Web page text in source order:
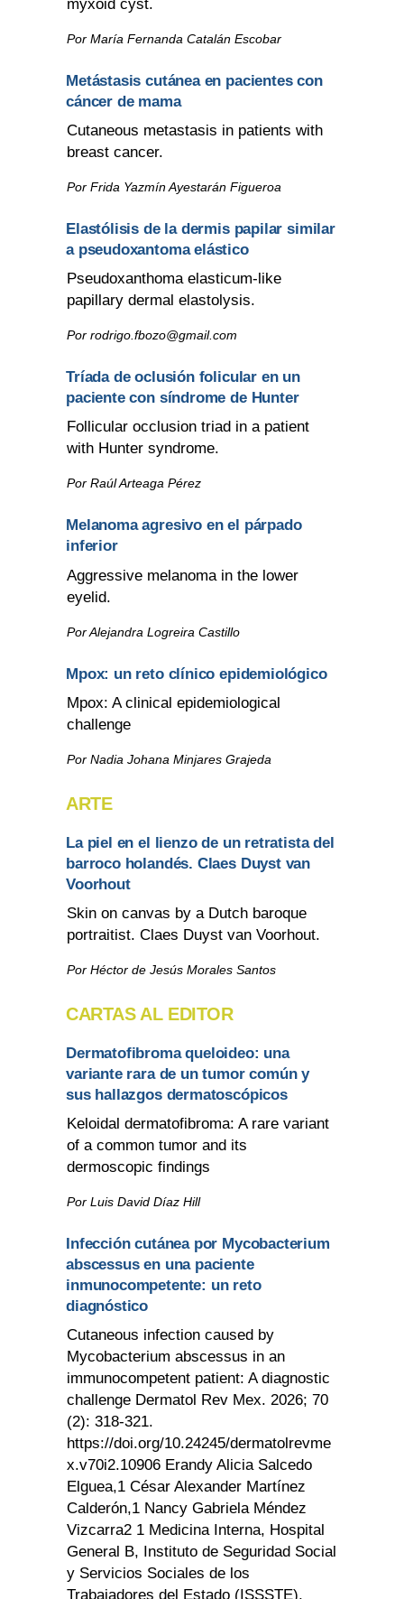
myxoid cyst.
Por María Fernanda Catalán Escobar
Metástasis cutánea en pacientes con
cáncer de mama
Cutaneous metastasis in patients with
breast cancer.
Por Frida Yazmín Ayestarán Figueroa
Elastólisis de la dermis papilar similar
a pseudoxantoma elástico
Pseudoxanthoma elasticum-like
papillary dermal elastolysis.
Por rodrigo.fbozo@gmail.com
Tríada de oclusión folicular en un
paciente con síndrome de Hunter
Follicular occlusion triad in a patient
with Hunter syndrome.
Por Raúl Arteaga Pérez
Melanoma agresivo en el párpado
inferior
Aggressive melanoma in the lower
eyelid.
Por Alejandra Logreira Castillo
Mpox: un reto clínico epidemiológico
Mpox: A clinical epidemiological
challenge
Por Nadia Johana Minjares Grajeda
ARTE
La piel en el lienzo de un retratista del
barroco holandés. Claes Duyst van
Voorhout
Skin on canvas by a Dutch baroque
portraitist. Claes Duyst van Voorhout.
Por Héctor de Jesús Morales Santos
CARTAS AL EDITOR
Dermatofibroma queloideo: una
variante rara de un tumor común y
sus hallazgos dermatoscópicos
Keloidal dermatofibroma: A rare variant
of a common tumor and its
dermoscopic findings
Por Luis David Díaz Hill
Infección cutánea por Mycobacterium
abscessus en una paciente
inmunocompetente: un reto
diagnóstico
Cutaneous infection caused by
Mycobacterium abscessus in an
immunocompetent patient: A diagnostic
challenge Dermatol Rev Mex. 2026; 70
(2): 318-321.
https://doi.org/10.24245/dermatolrevme
x.v70i2.10906 Erandy Alicia Salcedo
Elguea,1 César Alexander Martínez
Calderón,1 Nancy Gabriela Méndez
Vizcarra2 1 Medicina Interna, Hospital
General B, Instituto de Seguridad Social
y Servicios Sociales de los
Trabajadores del Estado (ISSSTE),